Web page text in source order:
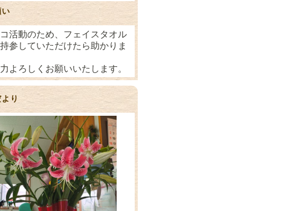
い
活動のため、フェイスタオル
参していただけたら助かりま
よろしくお願いいたします。
り